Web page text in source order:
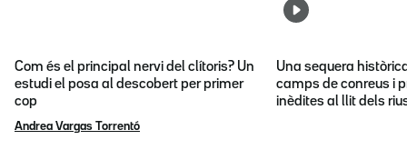
Com és el principal nervi del clítoris? Un
estudi el posa al descobert per primer
cop
Andrea Vargas Torrentó
Una sequera
camps de conreus i
inèdites al llit dels